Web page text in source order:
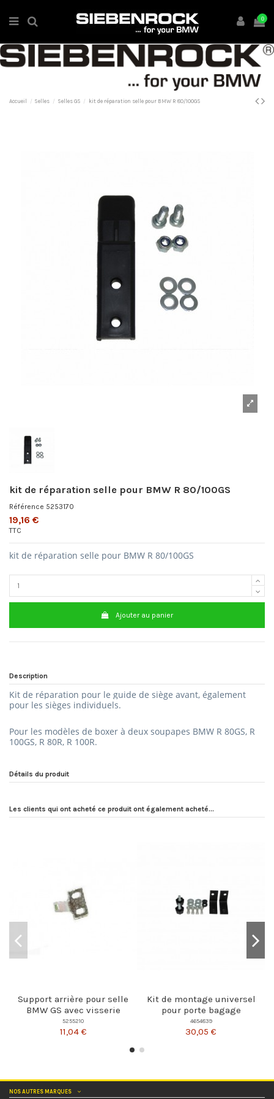
0
Accueil Selles Selles GS kit de réparation selle pour BMW R 80/100GS
kit de réparation selle pour BMW R 80/100GS
Référence 5253170
19,16 €
TTC
kit de réparation selle pour BMW R 80/100GS
Ajouter au panier
Description
Kit de réparation pour le guide de siège avant, également
pour les sièges individuels.
Pour les modèles de boxer à deux soupapes BMW R 80GS, R
100GS, R 80R, R 100R.
Détails du produit
Les clients qui ont acheté ce produit ont également acheté...
Support arrière pour selle
BMW GS avec visserie
5255210
11,04 €
Kit de montage universel
pour porte bagage
4654839
30,05 €
NOS AUTRES MARQUES